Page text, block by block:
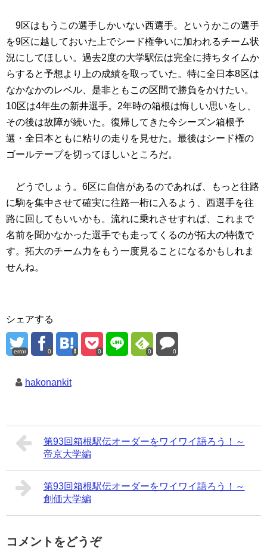
9区はもうこの選手しかいない西選手。というかこの選手
を9区に越しておいた上でシード権争いに加われるチーム状
況にしてほしい。過去2度の大学駅伝は完全に持ちタイムか
らすると予想より上の成績を取っていた。特に全日本8区は
なかなかのレベル、是非ともこの区間で勝負をかけたい。
10区は4年生の新井選手。2年時の箱根は悔しい思いをし、
その後は故障が続いた。復帰してきた今シーズン箱根予
選・全日本ともに粘りの走りを見せた。最後はシード権の
ゴールテープを切ってほしいところだ。
どうでしょう。6区に自信があるのであれば、もっと往路
に駒を集中させて確実に往路一桁に入るよう、西選手を往
路に回してもいいかも。流れに乗れさせすれば、これまで
名前を聞かなかった選手でも走ってくるのが拓大の特徴で
す。拓大のチーム力をもう一度見ることになるかもしれま
せんね。
シェアする
error 0 0 0 0
hakonankit
第93回箱根駅伝オーダーをワイワイ語ろう！～
帝京大学編
第93回箱根駅伝オーダーをワイワイ語ろう！～
創価大学編
コメントをどうぞ